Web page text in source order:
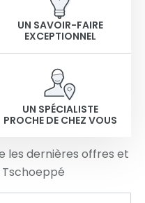
UN SAVOIR-FAIRE
EXCEPTIONNEL
UN SPÉCIALISTE
PROCHE DE CHEZ VOUS
les dernières offres et